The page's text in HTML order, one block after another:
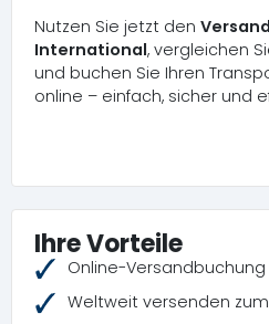
Nutzen Sie jetzt den
International, vergleichen
und buchen Sie Ihren
online – einfach, sicher und
Ihre Vorteile
Online-Versandbuchung
Weltweit versenden zum